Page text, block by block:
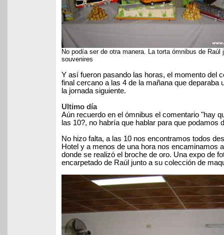
No podía ser de otra manera. La torta ómnibus de Raúl
souvenires
Y así fueron pasando las horas, el momento del
final cercano a las 4 de la mañana que deparaba
la jornada siguiente.
Ultimo día
Aún recuerdo en el ómnibus el comentario "hay
las 10?, no habría que hablar para que podamos
No hizo falta, a las 10 nos encontramos todos
Hotel y a menos de una hora nos encaminamos
donde se realizó el broche de oro. Una expo de
encarpetado de Raúl junto a su colección de